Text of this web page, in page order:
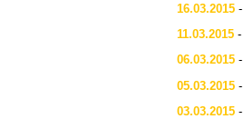
16.03.2015 -
11.03.2015 -
06.03.2015 -
05.03.2015 -
03.03.2015 -